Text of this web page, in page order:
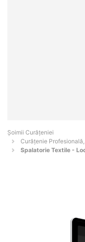
Șoimii Curățeniei
Curățenie
Spalatorie Textile -